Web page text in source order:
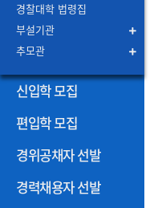
경찰대학 법령집
부설기관
추모관
신입학 모집
편입학 모집
경위공채자 선발
경력채용자 선발